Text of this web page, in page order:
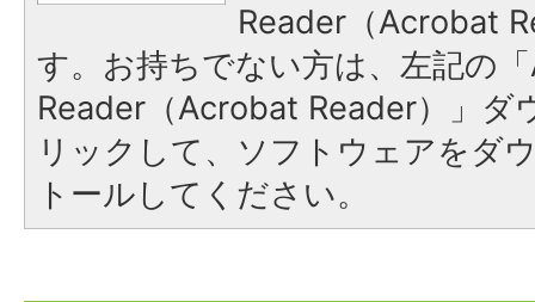
Reader（Acrobat
す。お持ちでない方は、左記の
Reader（Acrobat Reader）」ダ
リックして、ソフトウェアをダ
トールしてください。